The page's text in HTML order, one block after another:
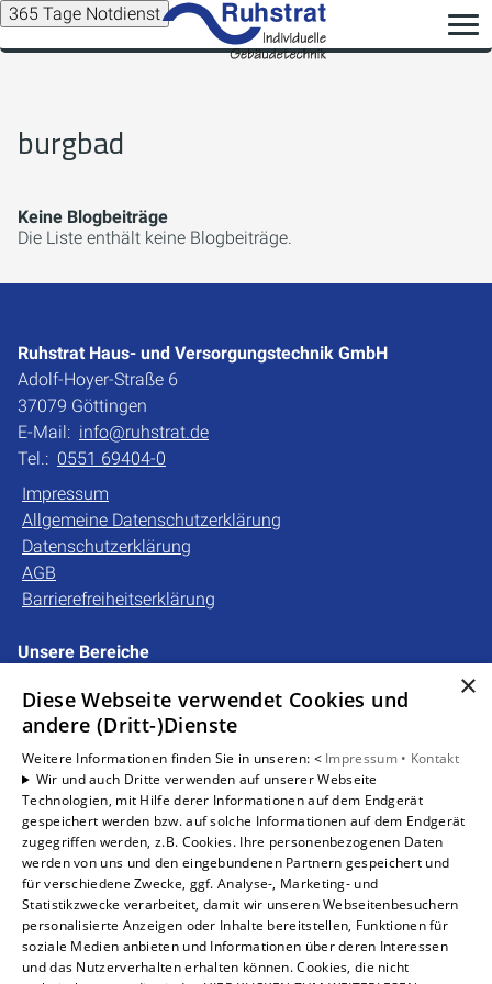
365 Tage Notdienst
burgbad
Keine Blogbeiträge
Die Liste enthält keine Blogbeiträge.
Ruhstrat Haus- und Versorgungstechnik GmbH
Adolf-Hoyer-Straße 6
37079 Göttingen
E-Mail: info@ruhstrat.de
Tel.: 0551 69404-0
Impressum
Allgemeine Datenschutzerklärung
Datenschutzerklärung
AGB
Barrierefreiheitserklärung
Unsere Bereiche
Gewerbekunden
Karriere
Unternehmen
Kontakt
Um externe HTML-Inhalte anzuzeigen, benötigen wir
Ihre Einwilligung.
Weitere Informationen finden Sie in unserer
Datenschutzerklärung.
×
Diese Webseite verwendet Cookies und
andere (Dritt-)Dienste
Weitere Informationen finden Sie in unseren: < Impressum • Kontakt
Wir und auch Dritte verwenden auf unserer Webseite
Technologien, mit Hilfe derer Informationen auf dem Endgerät
gespeichert werden bzw. auf solche Informationen auf dem Endgerät
zugegriffen werden, z.B. Cookies. Ihre personenbezogenen Daten
werden von uns und den eingebundenen Partnern gespeichert und
für verschiedene Zwecke, ggf. Analyse-, Marketing- und
Statistikzwecke verarbeitet, damit wir unseren Webseitenbesuchern
personalisierte Anzeigen oder Inhalte bereitstellen, Funktionen für
soziale Medien anbieten und Informationen über deren Interessen
und das Nutzerverhalten erhalten können. Cookies, die nicht